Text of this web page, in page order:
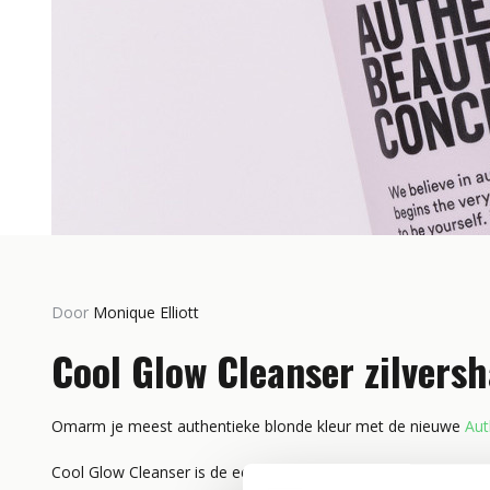
Door Monique Elliott
Cool Glow Cleanser
Omarm je meest authentieke blonde kleur met de nieuwe
Cool Glow Cleanser is de eerste vegan zilvershampoo,